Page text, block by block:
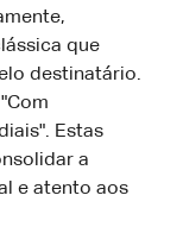
que
destinatário.
Estas
a
e atento aos